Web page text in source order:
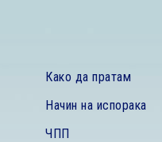
Како да пратам
Начин на испорака
ЧПП